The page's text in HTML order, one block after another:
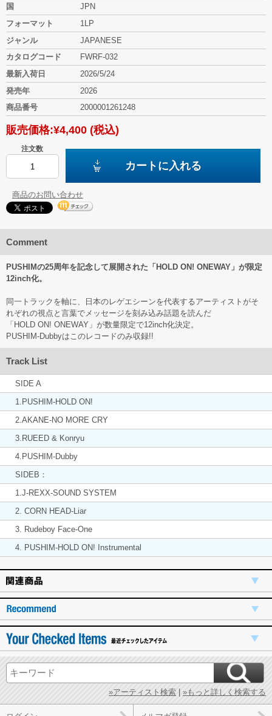
国
JPN
フォーマット
1LP
ジャンル
JAPANESE
カタログコード
FWRF-032
最新入荷日
2026/5/24
発売年
2026
商品番号
2000001261248
販売価格:¥4,400 (税込)
注文数
カートに入れる
商品のお問い合わせ
Comment
PUSHIMの25周年を記念して展開された「HOLD ON! ONEWAY」が限定
12inch化。
同一トラックを軸に、日本のレゲエシーンを代表するアーティストがそ
れぞれの視点と言葉でメッセージを刻み込み話題を読んだ
「HOLD ON! ONEWAY」が数量限定で12inch化決定。
PUSHIM-Dubbyはこのレコードのみ収録!!
Track List
SIDE A
1.PUSHIM-HOLD ON!
2.AKANE-NO MORE CRY
3.RUEED & Konryu
4.PUSHIM-Dubby
SIDEB：
1.J-REXX-SOUND SYSTEM
2. CORN HEAD-Liar
3. Rudeboy Face-One
4. PUSHIM-HOLD ON! Instrumental
»アーティスト検索 »もっと詳しく検索する